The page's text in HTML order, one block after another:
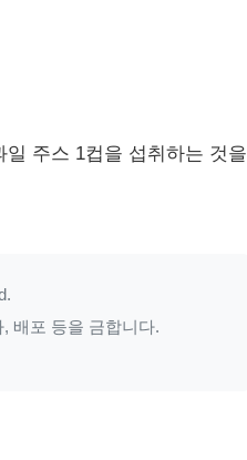
주스 1컵을 섭취하는 것을
배포 등을 금합니다.